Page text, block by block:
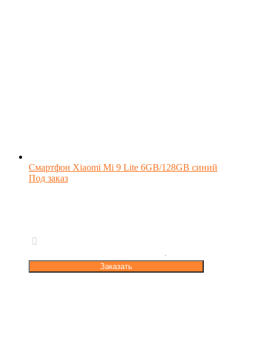
Смартфон Xiaomi Mi 9 Lite 6GB/128GB синий
Под заказ
Заказать